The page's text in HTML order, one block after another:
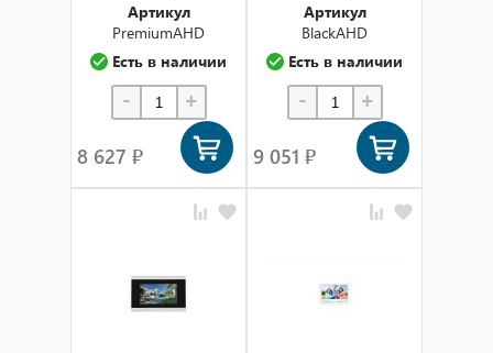
Артикул
PremiumAHD
Есть в наличии
- +
8 627 ₽
Артикул
BlackAHD
Есть в наличии
- +
9 051 ₽